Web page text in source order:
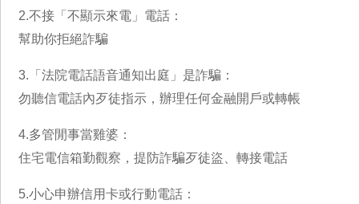
2.不接「不顯示來電」電話：
幫助你拒絕詐騙
3.「法院電話語音通知出庭」是詐騙：
勿聽信電話內歹徒指示，辦理任何金融開戶或轉帳
4.多管閒事當雞婆：
住宅電信箱勤觀察，提防詐騙歹徒盜、轉接電話
5.小心申辦信用卡或行動電話：